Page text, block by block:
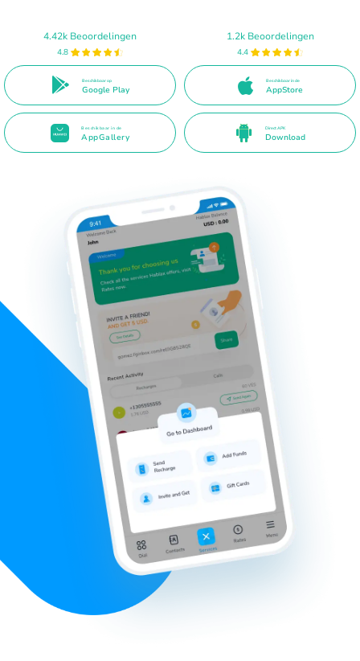
4.42k Beoordelingen
4.8
Beschikbaar op
Google Play
1.2k Beoordelingen
4.4
Beschikbaar in de
AppStore
Beschikbaar in de
AppGallery
Direct APK
Download